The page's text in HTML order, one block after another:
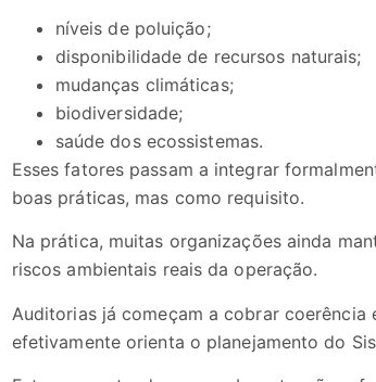
níveis de poluição;
disponibilidade de recursos naturais;
mudanças climáticas;
biodiversidade;
saúde dos ecossistemas.
Esses fatores passam a integrar
boas práticas, mas como requisito.
Na prática, muitas organizações ainda
riscos ambientais reais da operação.
Auditorias já começam a cobrar
efetivamente orienta o planejamento do